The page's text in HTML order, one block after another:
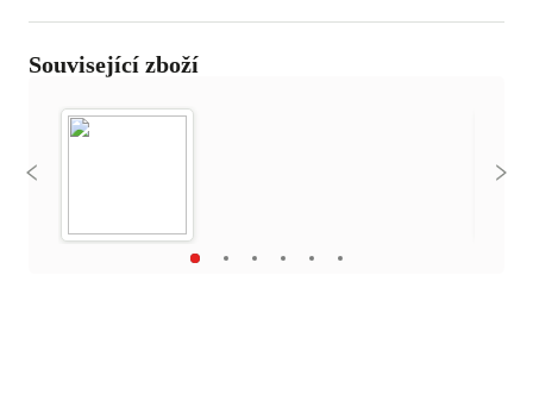
Související zboží